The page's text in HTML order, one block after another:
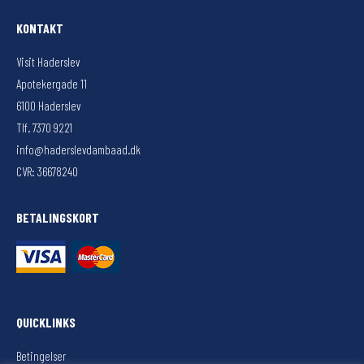
KONTAKT
Visit Haderslev
Apotekergade 11
6100 Haderslev
Tlf. 7370 9221
info@haderslevdambaad.dk
CVR: 36678240
BETALINGSKORT
QUICKLINKS
Betingelser